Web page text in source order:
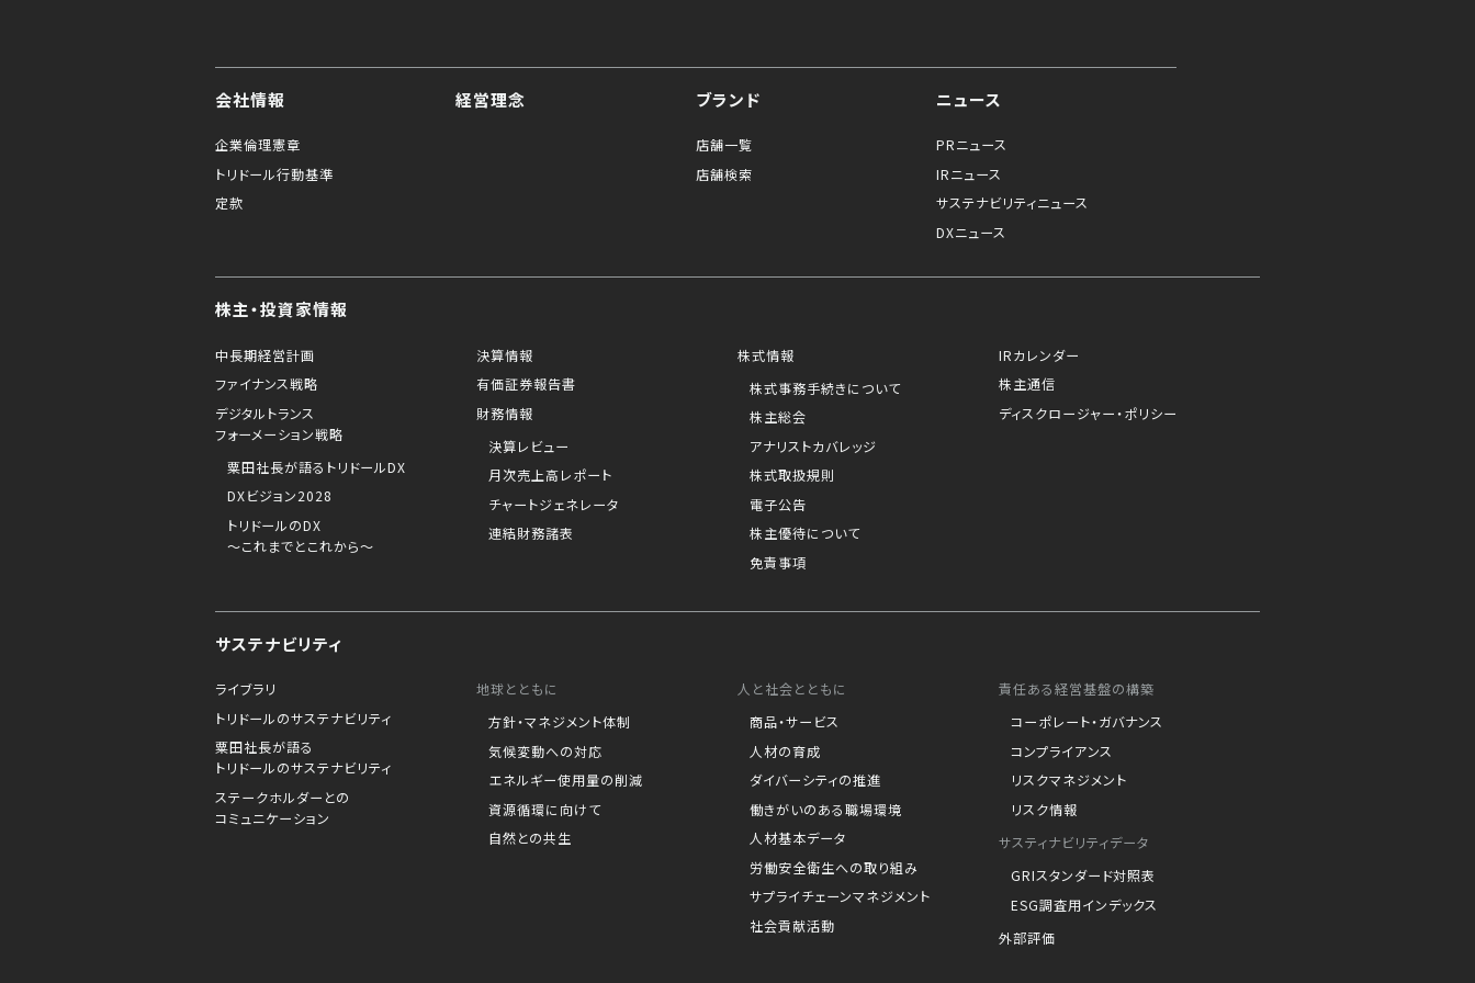
会社情報
企業倫理憲章
トリドール行動基準
定款
経営理念 ブランド
店舗一覧
店舗検索
ニュース
PRニュース
IRニュース
サステナビリティニュース
DXニュース
株主・投資家情報
中長期経営計画
ファイナンス戦略
デジタルトランス
フォーメーション戦略
粟田社長が語るトリドールDX
DXビジョン2028
トリドールのDX
～これまでとこれから～
決算情報
有価証券報告書
財務情報
決算レビュー
月次売上高レポート
チャートジェネレータ
連結財務諸表
株式情報
株式事務手続きについて
株主総会
アナリストカバレッジ
株式取扱規則
電子公告
株主優待について
免責事項
IRカレンダー
株主通信
ディスクロージャー・ポリシー
サステナビリティ
ライブラリ
トリドールのサステナビリティ
粟田社長が語る
トリドールのサステナビリティ
ステークホルダーとの
コミュニケーション
地球とともに
方針・マネジメント体制
気候変動への対応
エネルギー使用量の削減
資源循環に向けて
自然との共生
人と社会とともに
商品・サービス
人材の育成
ダイバーシティの推進
働きがいのある職場環境
人材基本データ
労働安全衛生への取り組み
サプライチェーンマネジメント
社会貢献活動
責任ある経営基盤の構築
コーポレート・ガバナンス
コンプライアンス
リスクマネジメント
リスク情報
サスティナビリティデータ
GRIスタンダード対照表
ESG調査用インデックス
外部評価